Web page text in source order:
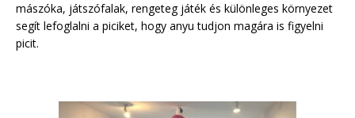
mászóka, játszófalak, rengeteg játék és különleges környezet
segít lefoglalni a piciket, hogy anyu tudjon magára is figyelni
picit.